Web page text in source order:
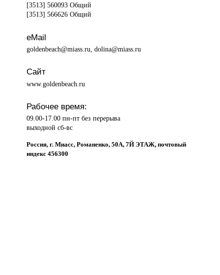
[3513] 560093 Общий
[3513] 566626 Общий
eMail
goldenbeach@miass.ru, dolina@miass.ru
Сайт
www.goldenbeach.ru
Рабочее время:
09.00-17.00 пн-пт без перерыва
выходной сб-вс
Россия, г. Миасс, Романенко, 50А, 7Й ЭТАЖ, почтовый
индекс 456300